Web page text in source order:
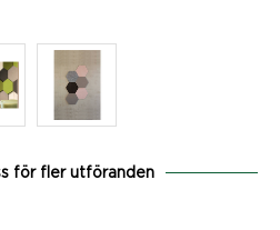
för fler utföranden